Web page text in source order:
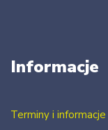
Informacje
Terminy i